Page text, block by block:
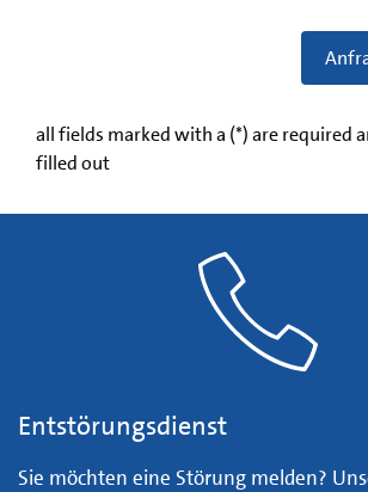
all fields marked with a (*) are required
filled out
Entstörungsdienst
Sie möchten eine Störung melden?